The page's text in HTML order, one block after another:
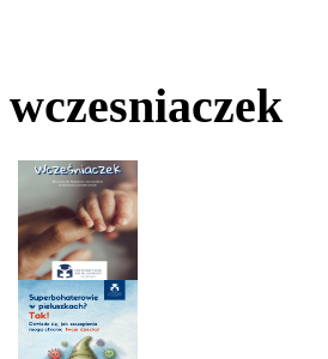
wczesniaczek